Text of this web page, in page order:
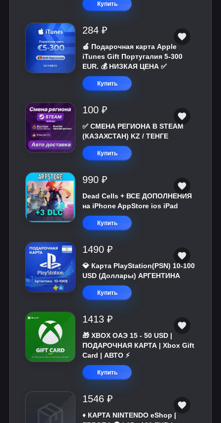
Купить
284 ₽
🍎 Подарочная карта Apple
iTunes Gift Португалия 5-300
EUR. 💰 НИЗКАЯ ЦЕНА ✅
Купить
100 ₽
✅ СМЕНА РЕГИОНА В STEAM
(КАЗАХСТАН) KZ / ТЕНГЕ
Купить
990 ₽
Dead Cells + ВСЕ ДОПОЛНЕНИЯ
на iPhone AppStore ios iPad
Купить
1490 ₽
💎 Карта PlayStation(PSN) 10-100
USD (Доллары) АРГЕНТИНА
Купить
1413 ₽
🎁 XBOX ОАЭ 15 - 50 USD |
ПОДАРОЧНАЯ КАРТА | Xbox Gift
Card | АВТО ⚡
Купить
1546 ₽
♦️ КАРТА NINTENDO eShop |